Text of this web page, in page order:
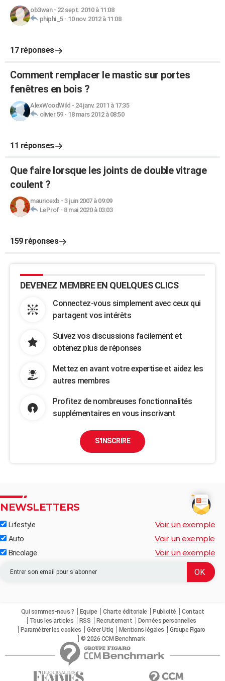
ob3wan- 22 sept. 2010 à 11:08
phiphi_5- 10 nov. 2012 à 11:08
17 réponses
Comment remplacer le mastic sur portes
fenêtres en bois ?
AlexWoodWild - 24 janv. 2011 à 17:35
olivier 59- 18 mars 2012 à 08:50
11 réponses
Que faire lorsque les joints de double vitrage
coulent ?
mauricexb - 3 juin 2007 à 09:09
LeProf- 8 mai 2020 à 03:03
159 réponses
DEVENEZ MEMBRE EN QUELQUES CLICS
Connectez-vous simplement avec ceux qui
partagent vos intérêts
Suivez vos discussions facilement et
obtenez plus de réponses
Mettez en avant votre expertise et aidez les
autres membres
Profitez de nombreuses fonctionnalités
supplémentaires en vous inscrivant
S'INSCRIRE
NEWSLETTERS
Lifestyle Voir un exemple
Auto Voir un exemple
Bricolage Voir un exemple
Qui sommes-nous ? Equipe Charte éditoriale Publicité
Contact
Tous les articles
RSS Recrutement
Données personnelles
Paramétrer les cookies
Gérer Utiq Mentions légales
Groupe Figaro
© 2026 CCM Benchmark